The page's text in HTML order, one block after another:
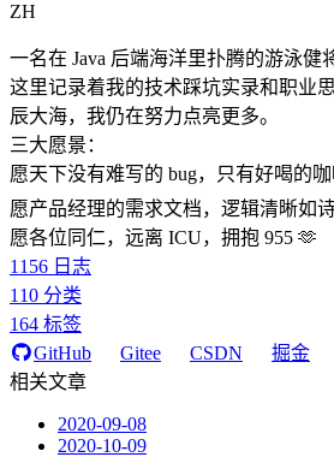
ZH
一名在 Java 后端海洋里扑腾的游泳健
这里记录着我的技术踩坑实录和职业
辰大海，我仍在努力点亮更多。
三大愿景：
愿天下没有难写的 bug，只有好喝的咖
愿产品经理的需求文档，逻辑清晰如诗
愿各位同仁，远离 ICU，拥抱 955 🫶
1156 日志
110 分类
164 标签
GitHub
Gitee CSDN 掘金
相关文章
2020-09-08
2020-10-09